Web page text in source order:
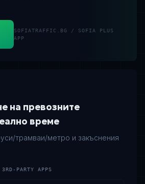
SOFIATRAFFIC.BG / SOFIA PLUS
APP
на превозните
време
трамваи/метро и закъснения
PARTY APPS